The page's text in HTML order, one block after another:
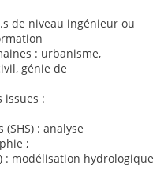
de niveau ingénieur ou
: urbanisme,
génie de
issues :
: analyse
;
: modélisation hydrologique